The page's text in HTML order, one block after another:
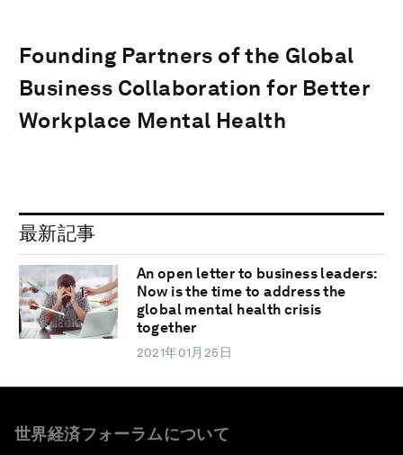
Founding Partners of the Global
Business Collaboration for Better
Workplace Mental Health
最新記事
An open letter to business leaders:
Now is the time to address the
global mental health crisis
together
2021年01月25日
世界経済フォーラムについて